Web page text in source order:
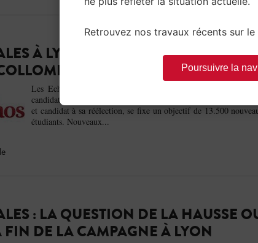
À LYON : LE LOGEMENT AU
(PS)
Les Echos, en partenariat avec l’Institut Montaigne,
candidate PS à la mairie de Lyon. Objectif : évaluer le coût
et candidat à sa réélection, se fixe un objectif de 13.500
étudiants. Nouveaux...
: LA QUESTION DE LA HAUSSE
DE LA CAMPAGNE À LYON
Retrouvez nos travaux récents sur
Poursuivre la